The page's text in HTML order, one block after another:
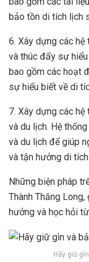
bảo tồn di tích lịch
6. Xây dựng các
và thúc đẩy sự
bao gồm các hoạt
sự hiểu biết về di
7. Xây dựng các
và du lịch. Hệ
và du lịch để giúp
và tận hưởng di
Những biện pháp
Thành Thăng
hưởng và học hỏi
Hãy giữ